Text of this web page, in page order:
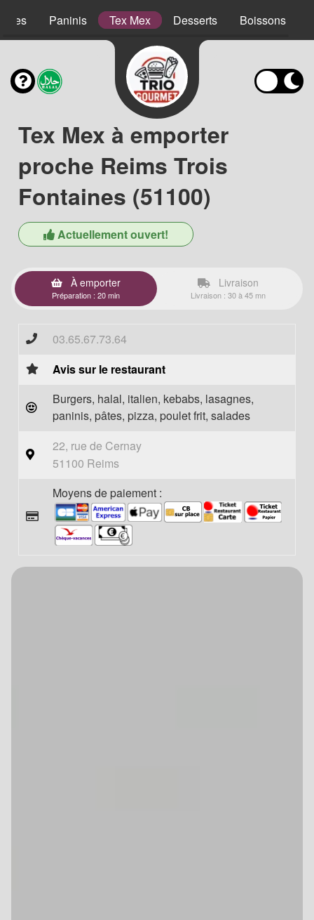
Paninis Tex Mex Desserts Boissons
Tex Mex à emporter
proche Reims Trois
Fontaines (51100)
Actuellement ouvert!
À emporter
Préparation : 20 min
Livraison
Livraison : 30 à 45 mn
03.65.67.73.64
Avis sur le restaurant
Burgers, halal, italien, kebabs, lasagnes,
paninis, pâtes, pizza, poulet frit, salades
22, rue de Cernay
51100 Reims
Moyens de paiement :